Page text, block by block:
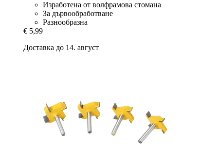
Изработенa от волфрамова стомана
За дървообработване
Разнообразна
€ 5,99
Доставка до 14. август